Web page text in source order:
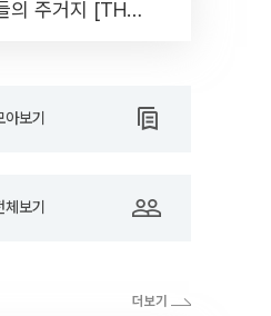
의 주거지 [THE
보기
보기